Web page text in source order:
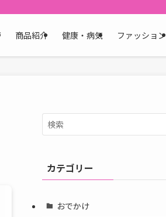
商品紹介 健康・病気 ファッション
カテゴリー
おでかけ